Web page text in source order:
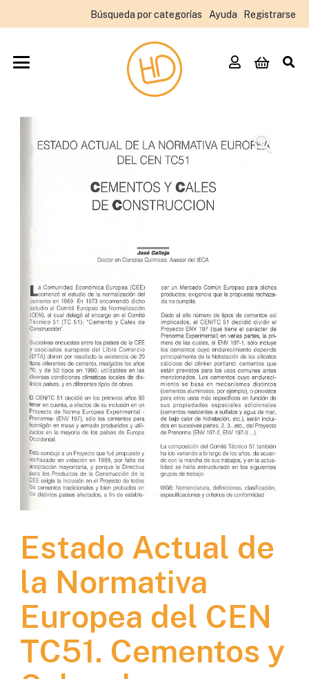
Búsqueda por categorías Ayuda Registrarse
Estado Actual de
la Normativa
Europea del CEN
TC51. Cementos y